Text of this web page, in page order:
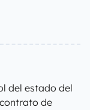
del estado del
de